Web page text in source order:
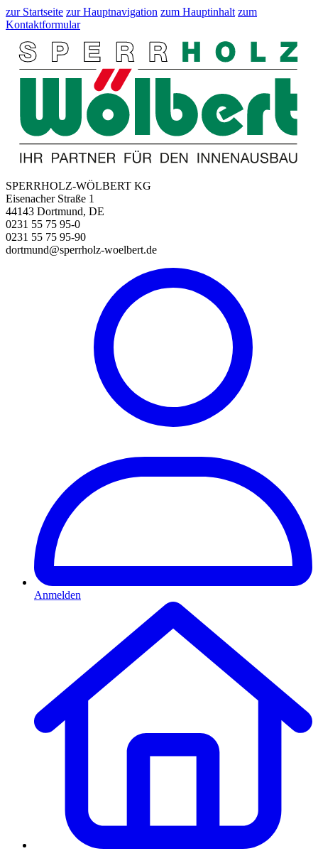
zur Startseite zur Hauptnavigation zum Hauptinhalt zum
Kontaktformular
SPERRHOLZ-WÖLBERT KG
Eisenacher Straße 1
44143 Dortmund, DE
0231 55 75 95-0
0231 55 75 95-90
dortmund@sperrholz-woelbert.de
Anmelden